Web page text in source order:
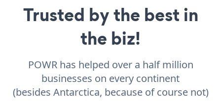
Trusted by the best in
the biz!
POWR has helped over a half million
businesses on every continent
(besides Antarctica, because of course not)